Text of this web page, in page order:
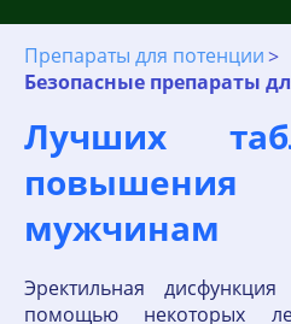
Препараты для потенции
Безопасные препараты
Лучших
мужчинам
Эректильная
помощью некоторых